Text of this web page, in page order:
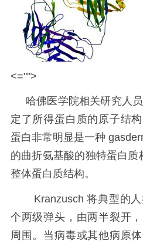
<="">
哈佛医学院相关研究人员
定了所得蛋白质的原子结
蛋白非常明显是一种
的曲折氨基酸的独特蛋白质
整体蛋白质结构。
Kranzusch 将典型的人
个两级弹头，由两半裂开
周围。当病毒或其他病原